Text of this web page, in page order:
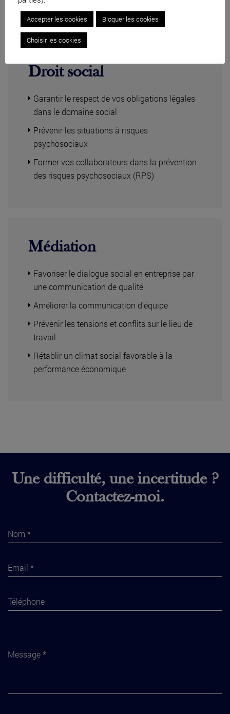
Droit social
Garantir le respect de vos obligations légales
dans le domaine social
Prévenir les situations à risques
psychosociaux
Former vos collaborateurs dans la prévention
des risques psychosociaux (RPS)
Médiation
Favoriser le dialogue social en entreprise par
une communication de qualité
Améliorer la communication d’équipe
Prévenir les tensions et conflits sur le lieu de
travail
Rétablir un climat social favorable à la
performance économique
Une difficulté, une incertitude ?
Contactez-moi.
Accepter les cookies Bloquer les cookies
Choisir les cookies